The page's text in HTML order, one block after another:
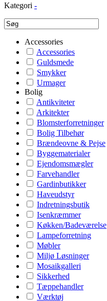
Kategori -
Accessories
Accessories
Guldsmede
Smykker
Urmager
Bolig
Antikviteter
Arkitekter
Blomsterforretninger
Bolig Tilbehør
Brændeovne & Pejse
Byggematerialer
Ejendomsmægler
Farvehandler
Gardinbutikker
Haveudstyr
Indretningsbutik
Isenkræmmer
Køkken/Badeværelse
Lampeforretning
Møbler
Miljø Løsninger
Mosaikgalleri
Sikkerhed
Tæppehandler
Værktøj